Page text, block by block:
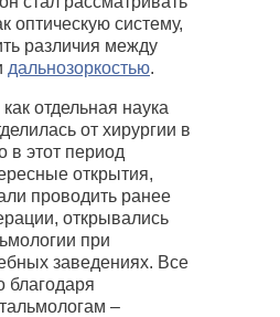
оптическую систему,
различия между
дальнозоркостью.
отдельная наука
от хирургии в
в этот период
открытия,
проводить ранее
открывались
при
заведениях. Все
благодаря
–